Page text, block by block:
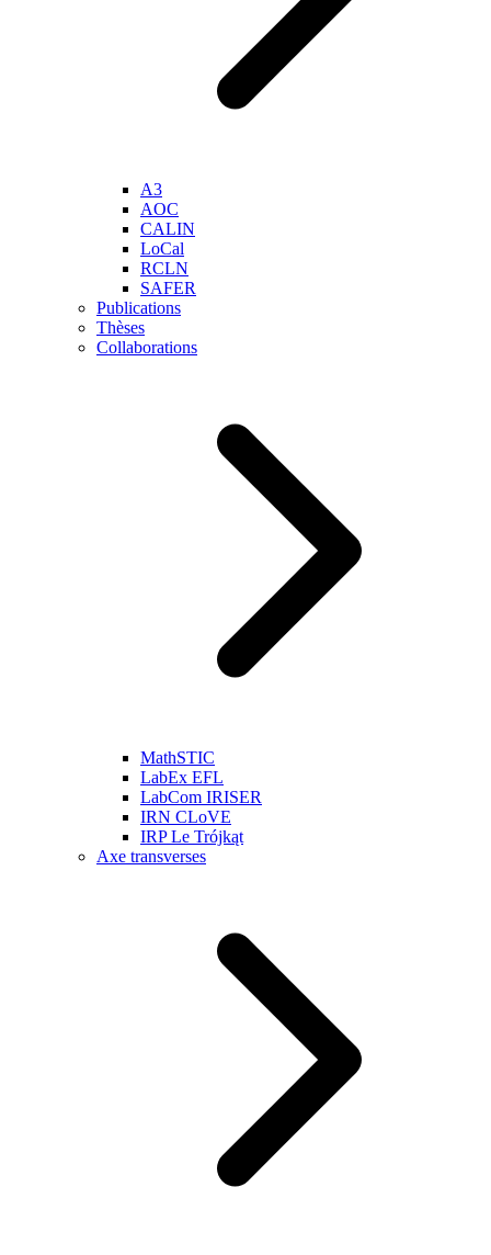
A3
AOC
CALIN
LoCal
RCLN
SAFER
Publications
Thèses
Collaborations
MathSTIC
LabEx EFL
LabCom IRISER
IRN CLoVE
IRP Le Trójkąt
Axe transverses